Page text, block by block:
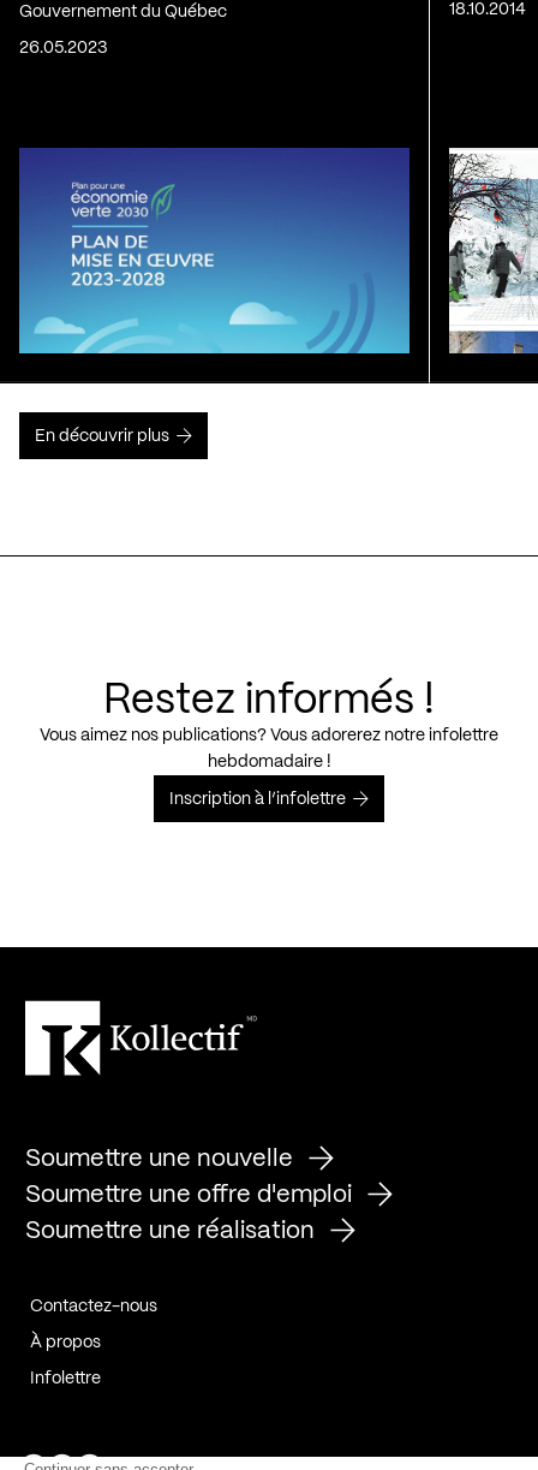
Gouvernement du Québec
26.05.2023
18.10.2014
En découvrir plus
Restez informés !
Vous aimez nos publications? Vous adorerez notre infolettre
hebdomadaire !
Inscription à l’infolettre
Soumettre une nouvelle
Soumettre une offre d'emploi
Soumettre une réalisation
Contactez-nous
À propos
Infolettre
Page Facebook de Kollectif
Page Instagram de Kollectif
Page Linkedin de Kollectif